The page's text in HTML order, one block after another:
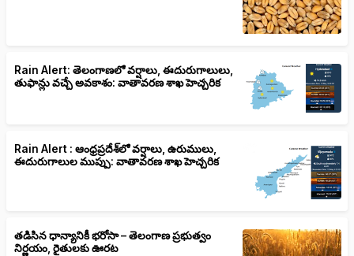
Rain Alert: తెలంగాణలో వర్షాలు, ఈదురుగాలులు,
తుఫాన్లు వచ్చే అవకాశం: వాతావరణ శాఖ హెచ్చరిక
Rain Alert : ఆంధ్రప్రదేశ్‌లో వర్షాలు, ఉరుములు,
ఈదురుగాలుల ముప్పు: వాతావరణ శాఖ హెచ్చరిక
తడిసిన ధాన్యానికీ భరోసా – తెలంగాణ ప్రభుత్వం
నిర్ణయం, రైతులకు ఊరట